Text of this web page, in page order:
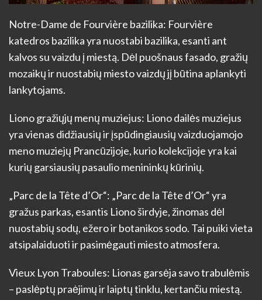
Notre-Dame de Fourvière bazilika: Fourvière
katedros bazilika yra nuostabi bazilika, esanti ant
kalvos su vaizdu į miestą. Dėl puošnaus fasado, gražių
mozaikų ir nuostabių miesto vaizdų jį būtina aplankyti
lankytojams.
Liono gražiųjų menų muziejus: Liono dailės muziejus
yra vienas didžiausių ir įspūdingiausių vaizduojamojo
meno muziejų Prancūzijoje, kurio kolekcijoje yra kai
kurių garsiausių pasaulio menininkų kūrinių.
„Parc de la Tête d’Or“: „Parc de la Tête d’Or“ yra
gražus parkas, esantis Liono širdyje, žinomas dėl
nuostabių sodų, ežero ir botanikos sodo. Tai puiki vieta
atsipalaiduoti ir pasimėgauti miesto atmosfera.
Vieux Lyon Traboules: Lionas garsėja savo trabulėmis
– paslėptų praėjimų ir laiptų tinklu, kertančiu miestą.